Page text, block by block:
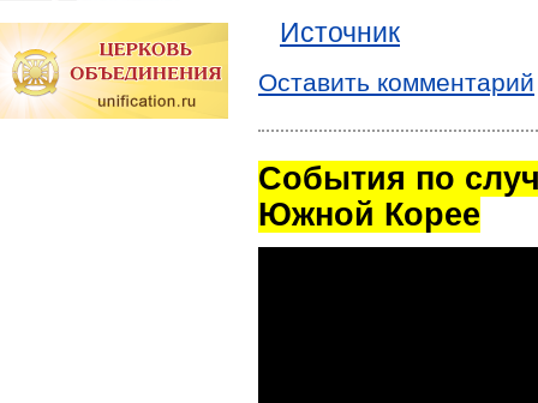
Источник
Оставить комментарий
Cобытия по
Южной Корее